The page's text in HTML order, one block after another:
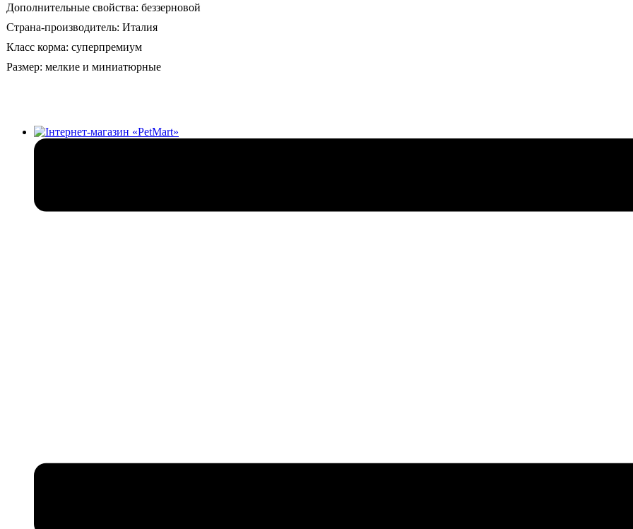
Дополнительные свойства: беззерновой
Страна-производитель: Италия
Класс корма: суперпремиум
Размер: мелкие и миниатюрные